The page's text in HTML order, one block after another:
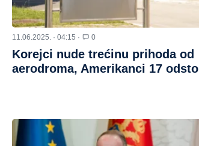
11.06.2025. · 04:15 · 0
Korejci nude trećinu prihoda od
aerodroma, Amerikanci 17 odsto